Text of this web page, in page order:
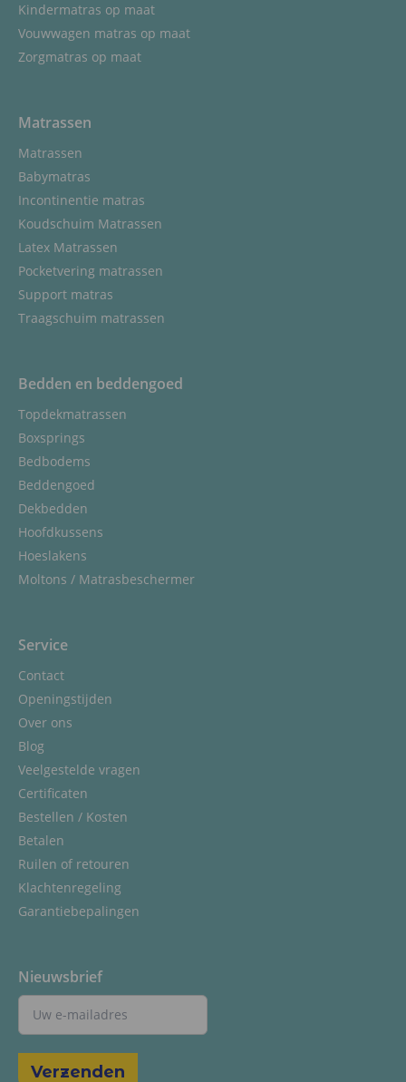
Kindermatras op maat
Vouwwagen matras op maat
Zorgmatras op maat
Matrassen
Matrassen
Babymatras
Incontinentie matras
Koudschuim Matrassen
Latex Matrassen
Pocketvering matrassen
Support matras
Traagschuim matrassen
Bedden en beddengoed
Topdekmatrassen
Boxsprings
Bedbodems
Beddengoed
Dekbedden
Hoofdkussens
Hoeslakens
Moltons / Matrasbeschermer
Service
Contact
Openingstijden
Over ons
Blog
Veelgestelde vragen
Certificaten
Bestellen / Kosten
Betalen
Ruilen of retouren
Klachtenregeling
Garantiebepalingen
Nieuwsbrief